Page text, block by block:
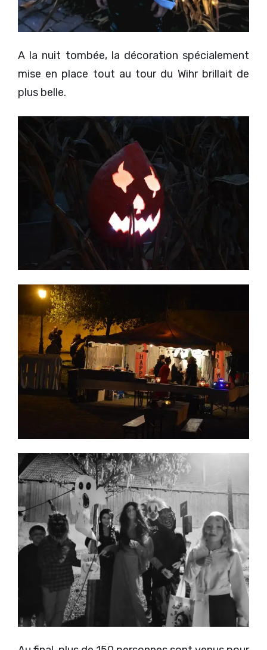
A la nuit tombée, la décoration spécialement
mise en place tout au tour du Wihr brillait de
plus belle.